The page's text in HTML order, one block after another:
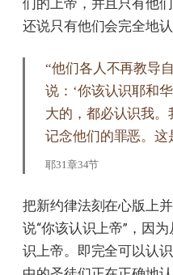
们的上帝，并且只有他
还说只有他们会完全地认
“他们各人不再教导
说：‘你该认识耶和
大的，都必认识我
记念他们的罪恶。这
耶31章34节
把新约律法刻在心版上
说“你该认识上帝”，因
识上帝。即完全可以认